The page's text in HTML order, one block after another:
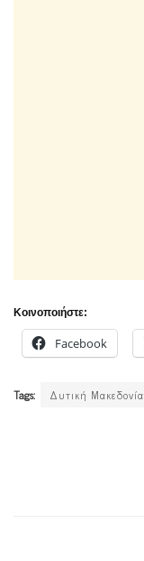
Κοινοποιήστε:
Facebook
Tags: Δυτική Μακεδονία